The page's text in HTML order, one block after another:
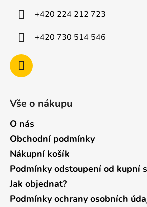
+420 224 212 723
+420 730 514 546
Vše o nákupu
O nás
Obchodní podmínky
Nákupní košík
Podmínky odstoupení od kupní
Jak objednat?
Podmínky ochrany osobních